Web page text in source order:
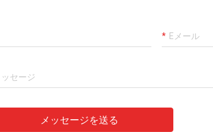
メッセージを送る